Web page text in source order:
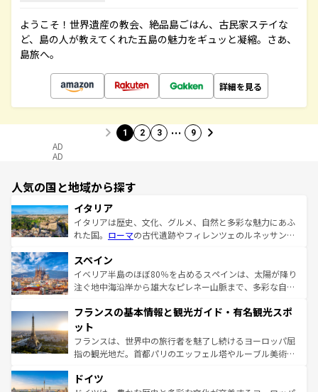
ようこそ！世界遺産の教会、絶品島ごはん、古民家ステイな
ど、島の人が教えてくれた五島の魅力をギュッと凝縮。さあ、
島旅へ。
詳細を見る
1 2 3 … 9
AD
AD
人気の国と地域から探す
イタリア
イタリアは歴史、文化、グルメ、自然と多彩な魅力にあふ
れた国。 ローマの古代遺跡やフィレンツェのルネッサンス
ろん、トスカーナの美しい田園風景やアマルフィ海岸の絶
景など、自然景観も見逃せない。観光の合間には、本場の
ピザやパスタなど、絶品のイタリア料理を堪能することも
ませてくれるイタリアで、忘れられない旅をしてみよう！
なお、新着のイタリア情報は
しい。
スペイン
イベリア半島のほぼ80％を占めるスペインは、太陽が降り
注ぐ地中海沿岸から雄大なピレネー山脈まで、多彩な自然
文化が根付くこの国では、情熱的なフラメンコ、熱気あふ
れる闘牛、そして美味しいタパスが生活の一部となってい
る。首都マドリードの洗練された雰囲気や、バルセロナの
アートに溢れた街角から、地方では古代ローマ遺跡や中世
せる。地方によって風土や気候が異なるスペインはその個
性で訪れる人を魅了する。 なお、新着のスペイン情報は コ
フランスの基本情報と観光ガイド・有名観光スポ
ット
フランスは、世界中の旅行者を魅了し続けるヨーロッパ屈
指の観光地だ。首都パリのエッフェル塔やルーブル美術館
で、幅広い魅力が詰まっている。華麗な宮殿、歴史的な大
ドイツ